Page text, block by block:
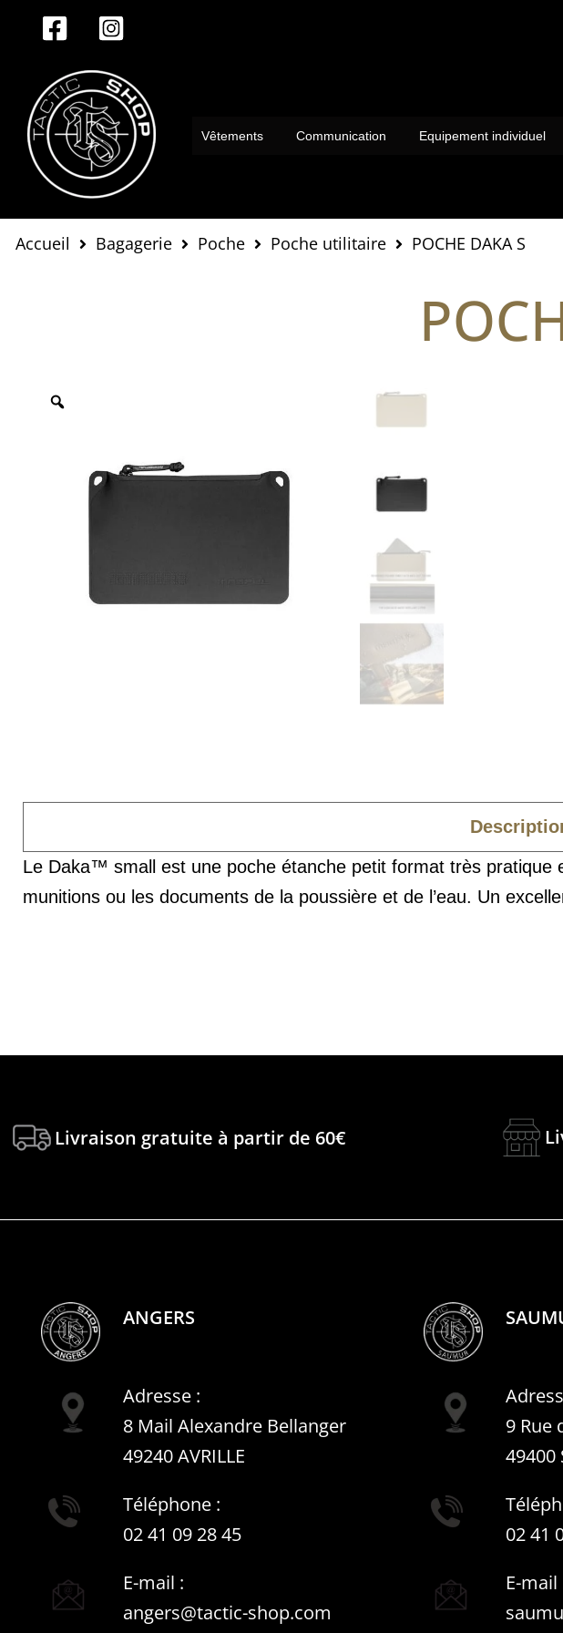
contenu
Vêtements Communication Equipement individuel
Accueil Bagagerie Poche Poche utilitaire POCHE DAKA S
Le Daka™ small est une poche étanche petit format très
munitions ou les documents de la poussière et de l’eau. Un
Livraison gratuite à partir de 60€
ANGERS
Adresse :
8 Mail Alexandre Bellanger
49240 AVRILLE
9 Rue
49400
Téléphone :
02 41 09 28 45
02 41
E-mail :
angers@tactic-shop.com
E-mail